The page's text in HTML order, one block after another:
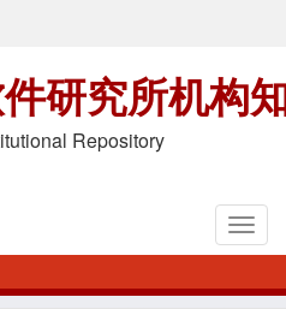
研究所机构
Repository